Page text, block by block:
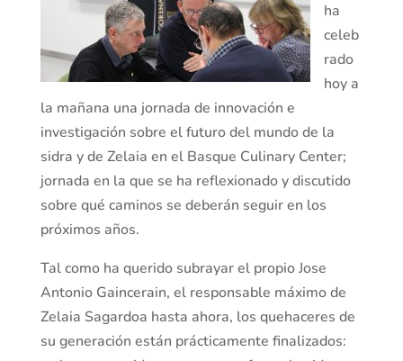
ha
celeb
rado
hoy a
la mañana una jornada de innovación e
investigación sobre el futuro del mundo de la
sidra y de Zelaia en el Basque Culinary Center;
jornada en la que se ha reflexionado y discutido
sobre qué caminos se deberán seguir en los
próximos años.
Tal como ha querido subrayar el propio Jose
Antonio Gaincerain, el responsable máximo de
Zelaia Sagardoa hasta ahora, los quehaceres de
su generación están prácticamente finalizados: